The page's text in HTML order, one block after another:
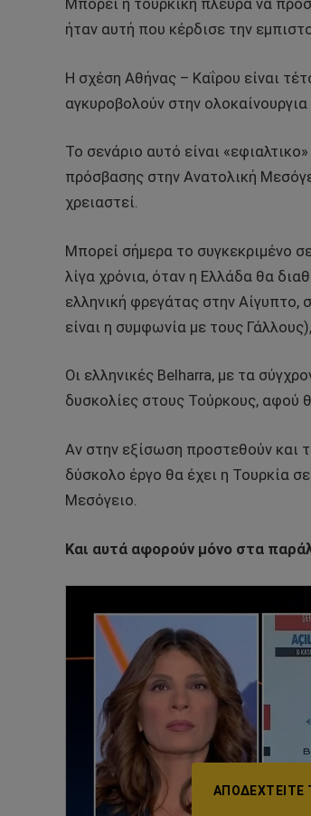
Μπορεί η τουρκική πλευρά να
ήταν αυτή που κέρδισε την
Η σχέση Αθήνας – Καΐρου είναι
αγκυροβολούν στην
Το σενάριο αυτό είναι
πρόσβασης στην Ανατολική
χρειαστεί.
Μπορεί σήμερα το συγκεκριμένο
λίγα χρόνια, όταν η Ελλάδα θα
ελληνική φρεγάτας στην Αίγυπτο,
είναι η συμφωνία με τους
Οι ελληνικές Belharra, με τα
δυσκολίες στους Τούρκους, αφού
Αν στην εξίσωση προστεθούν και
δύσκολο έργο θα έχει η Τουρκία σε
Μεσόγειο.
Και αυτά αφορούν μόνο στα
ΑΠΟΔΕΧΤΕΊΤΕ